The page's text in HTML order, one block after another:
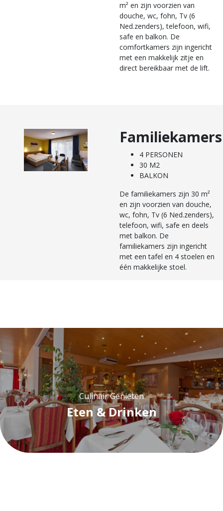
m² en zijn voorzien van
douche, wc, fohn, Tv (6
Ned.zenders), telefoon, wifi,
safe en balkon. De
comfortkamers zijn ingericht
met een makkelijk zitje en
direct bereikbaar met de lift.
Familiekamers
4 PERSONEN
30 M2
BALKON
De familiekamers zijn 30 m²
en zijn voorzien van douche,
wc, fohn, Tv (6 Ned.zenders),
telefoon, wifi, safe en deels
met balkon. De
familiekamers zijn ingericht
met een tafel en 4 stoelen en
één makkelijke stoel.
Culinair Genieten
Eten & Drinken